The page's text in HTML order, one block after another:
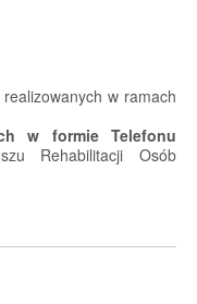
w ramach
w formie Telefonu
Rehabilitacji Osób